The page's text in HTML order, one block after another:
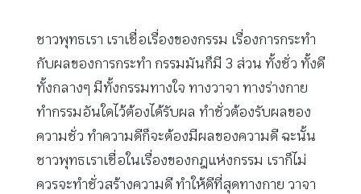
ชาวพุทธเรา เราเชื่อเรื่องของกรรม เรื่องการกระทำ
กับผลของการกระทำ กรรมมันก็มี 3 ส่วน ทั้งชั่ว ทั้งดี
ทั้งกลางๆ มีทั้งกรรมทางใจ ทางวาจา ทางร่างกาย
ทำกรรมอันใดไว้ต้องได้รับผล ทำชั่วต้องรับผลของ
ความชั่ว ทำความดีก็จะต้องมีผลของความดี ฉะนั้น
ชาวพุทธเราเชื่อในเรื่องของกฎแห่งกรรม เราก็ไม่
ควรจะทำชั่วสร้างความดี ทำให้ดีที่สุดทางกาย วาจา